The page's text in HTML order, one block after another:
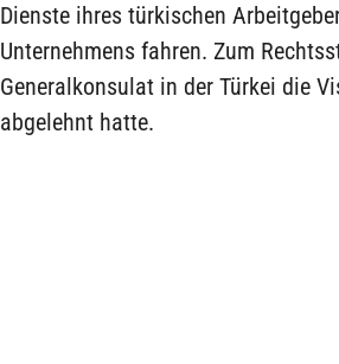
Dienste ihres türkischen
Unternehmens fahren. Zum
Generalkonsulat in der Türkei die
abgelehnt hatte.